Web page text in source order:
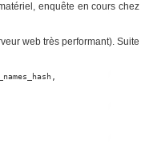
enquête en cours chez
web très performant). Suite